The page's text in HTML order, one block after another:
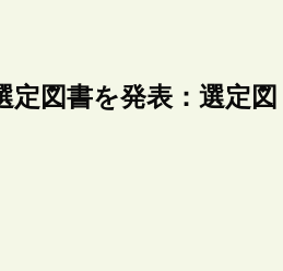
定図書を発表：選定図